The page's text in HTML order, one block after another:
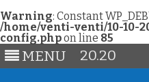
Warning: Constant
/home/venti-venti/10-10-
config.phpon line 85
MENU 20.20